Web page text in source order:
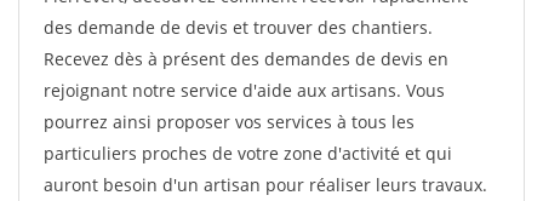
des demande de devis et trouver des chantiers.
Recevez dès à présent des demandes de devis en
rejoignant notre service d'aide aux artisans. Vous
pourrez ainsi proposer vos services à tous les
particuliers proches de votre zone d'activité et qui
auront besoin d'un artisan pour réaliser leurs travaux.